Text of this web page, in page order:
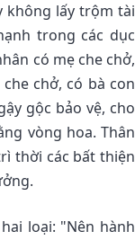
không lấy trộm tài
trong các dục
có mẹ che chở,
chở, có bà con
gộc bảo vệ, cho
vòng hoa. Thân
thời các bất thiện
loại: "Nên hành